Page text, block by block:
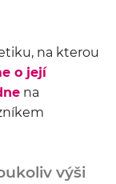
na kterou
o její
na
výši